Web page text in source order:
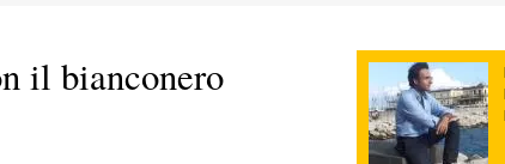
il bianconero